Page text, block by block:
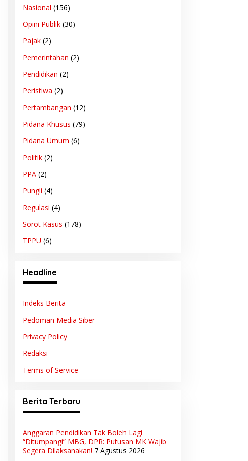
Nasional (156)
Opini Publik(30)
Pajak(2)
Pemerintahan (2)
Pendidikan (2)
Peristiwa (2)
Pertambangan (12)
Pidana Khusus (79)
Pidana Umum (6)
Politik(2)
PPA(2)
Pungli (4)
Regulasi (4)
Sorot Kasus (178)
TPPU (6)
Headline
Indeks Berita
Pedoman Media Siber
Privacy Policy
Redaksi
Terms of Service
Berita Terbaru
Anggaran Pendidikan Tak Boleh Lagi
“Ditumpangi” MBG, DPR: Putusan MK Wajib
Segera Dilaksanakan! 7 Agustus 2026